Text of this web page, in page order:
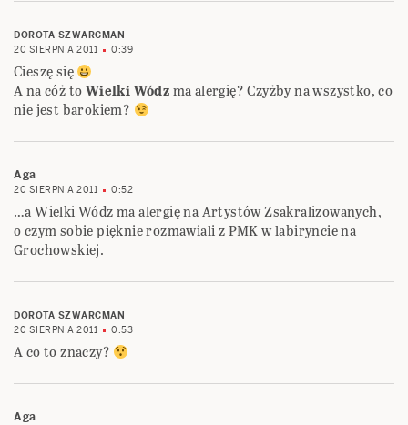
DOROTA SZWARCMAN
20 SIERPNIA 2011
0:39
Cieszę się
A na cóż toWielki Wódzma alergię? Czyżby na wszystko, co
nie jest barokiem?
Aga
20 SIERPNIA 2011 0:52
…a Wielki Wódz ma alergię na Artystów Zsakralizowanych,
o czym sobie pięknie rozmawiali z PMK w labiryncie na
Grochowskiej.
DOROTA SZWARCMAN
20 SIERPNIA 2011
0:53
A co to znaczy?
Aga